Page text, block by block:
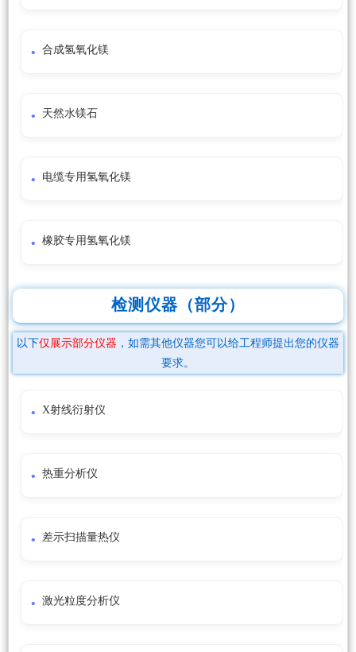
合成氢氧化镁
天然水镁石
电缆专用氢氧化镁
橡胶专用氢氧化镁
检测仪器（部分）
以下仅展示部分仪器 ，如需其他仪器您可以给工程师提出您的仪器
要求。
X射线衍射仪
热重分析仪
差示扫描量热仪
激光粒度分析仪